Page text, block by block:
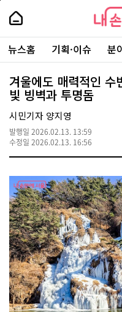
본
로
가
내
손
안
에
서
울
-
서
울
시
대
표
소
통
포
내
손
에
울
주
요
서
뉴스홈 기획·이슈 분
겨울에도 매력적인
빛 빙벽과 투명돔
시민기자 양지영
발행일 2026.02.13. 13:59
수정일 2026.02.13. 16:56
페
상
단
로